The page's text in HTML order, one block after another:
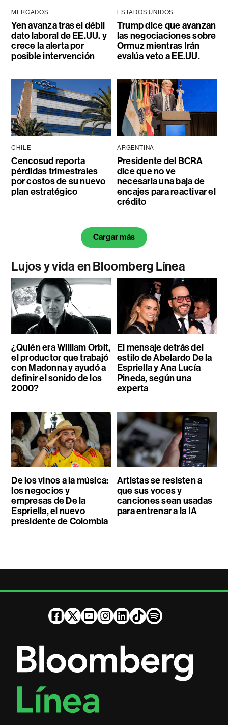
MERCADOS
Yen avanza tras el débil
dato laboral de EE.UU. y
crece la alerta por
posible intervención
ESTADOS UNIDOS
Trump dice que avanzan
las negociaciones sobre
Ormuz mientras Irán
evalúa veto a EE.UU.
CHILE
Cencosud reporta
pérdidas trimestrales
por costos de su nuevo
plan estratégico
ARGENTINA
Presidente del BCRA
dice que no ve
necesaria una baja de
encajes para reactivar el
crédito
Cargar más
Lujos y vida en Bloomberg Línea
¿Quién era William Orbit,
el productor que trabajó
con Madonna y ayudó a
definir el sonido de los
2000?
El mensaje detrás del
estilo de Abelardo De la
Espriella y Ana Lucía
Pineda, según una
experta
De los vinos a la música:
los negocios y
empresas de De la
Espriella, el nuevo
presidente de Colombia
Artistas se resisten a
que sus voces y
canciones sean usadas
para entrenar a la IA